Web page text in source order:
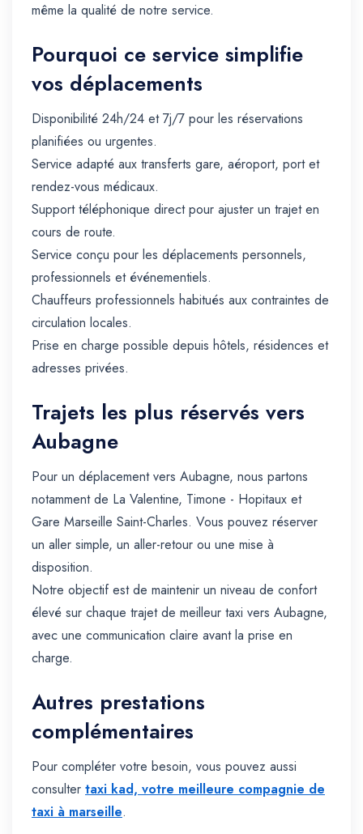
même la qualité de notre service.
Pourquoi ce service simplifie
vos déplacements
Disponibilité 24h/24 et 7j/7 pour les réservations
planifiées ou urgentes.
Service adapté aux transferts gare, aéroport, port et
rendez-vous médicaux.
Support téléphonique direct pour ajuster un trajet en
cours de route.
Service conçu pour les déplacements personnels,
professionnels et événementiels.
Chauffeurs professionnels habitués aux contraintes de
circulation locales.
Prise en charge possible depuis hôtels, résidences et
adresses privées.
Trajets les plus réservés vers
Aubagne
Pour un déplacement vers Aubagne, nous partons
notamment de La Valentine, Timone - Hopitaux et
Gare Marseille Saint-Charles. Vous pouvez réserver
un aller simple, un aller-retour ou une mise à
disposition.
Notre objectif est de maintenir un niveau de confort
élevé sur chaque trajet de meilleur taxi vers Aubagne,
avec une communication claire avant la prise en
charge.
Autres prestations
complémentaires
Pour compléter votre besoin, vous pouvez aussi
consulter taxi kad, votre meilleure compagnie de
taxi à marseille.